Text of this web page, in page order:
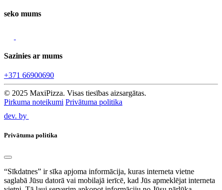
seko mums
Sazinies ar mums
+371 66900690
© 2025 MaxiPizza. Visas tiesības aizsargātas.
Pirkuma noteikumi Privātuma politika
dev. by
Privātuma politika
“Sīkdatnes” ir sīka apjoma informācija, kuras interneta vietne
saglabā Jūsu datorā vai mobilajā ierīcē, kad Jūs apmeklējat interneta